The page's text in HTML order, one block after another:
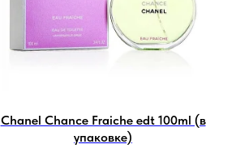
Chanel Chance Fraiche edt 100ml (в
упаковке)